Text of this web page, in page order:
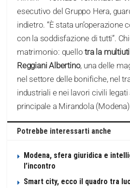
esecutivo del Gruppo Hera,
indietro. “È stata un’operazione
con la soddisfazione di tutti”.
matrimonio: quellotra la
Reggiani Albertino, una delle
nel settore delle bonifiche, nel
industriali e nei lavori civili legati
principale a Mirandola
Potrebbe interessarti anche
Modena, sfera giuridica e
l’incontro
Smart city, ecco il quadro tra